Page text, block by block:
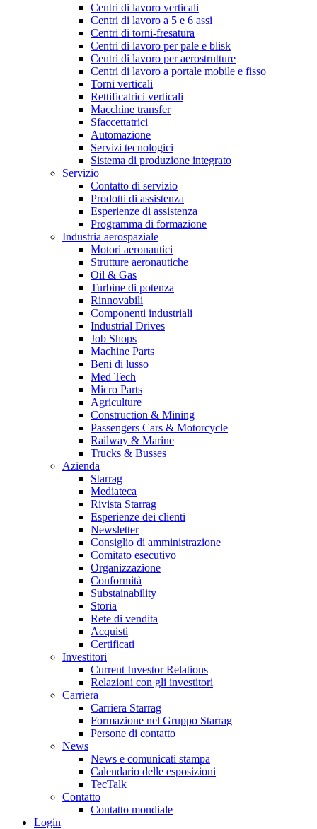
Centri di lavoro verticali
Centri di lavoro a 5 e 6 assi
Centri di torni-fresatura
Centri di lavoro per pale e blisk
Centri di lavoro per aerostrutture
Centri di lavoro a portale mobile e fisso
Torni verticali
Rettificatrici verticali
Macchine transfer
Sfaccettatrici
Automazione
Servizi tecnologici
Sistema di produzione integrato
Servizio
Contatto di servizio
Prodotti di assistenza
Esperienze di assistenza
Programma di formazione
Industria aerospaziale
Motori aeronautici
Strutture aeronautiche
Oil & Gas
Turbine di potenza
Rinnovabili
Componenti industriali
Industrial Drives
Job Shops
Machine Parts
Beni di lusso
Med Tech
Micro Parts
Agriculture
Construction & Mining
Passengers Cars & Motorcycle
Railway & Marine
Trucks & Busses
Azienda
Starrag
Mediateca
Rivista Starrag
Esperienze dei clienti
Newsletter
Consiglio di amministrazione
Comitato esecutivo
Organizzazione
Conformità
Substainability
Storia
Rete di vendita
Acquisti
Certificati
Investitori
Current Investor Relations
Relazioni con gli investitori
Carriera
Carriera Starrag
Formazione nel Gruppo Starrag
Persone di contatto
News
News e comunicati stampa
Calendario delle esposizioni
TecTalk
Contatto
Contatto mondiale
Login